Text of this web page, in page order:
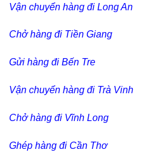
Vận chuyển hàng đi Long An
Chở hàng đi Tiền Giang
Gửi hàng đi Bến Tre
Vận chuyển hàng đi Trà Vinh
Chở hàng đi Vĩnh Long
Ghép hàng đi Cần Thơ